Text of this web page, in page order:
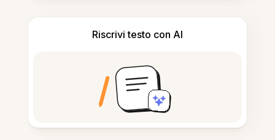
Riscrivi testo con AI